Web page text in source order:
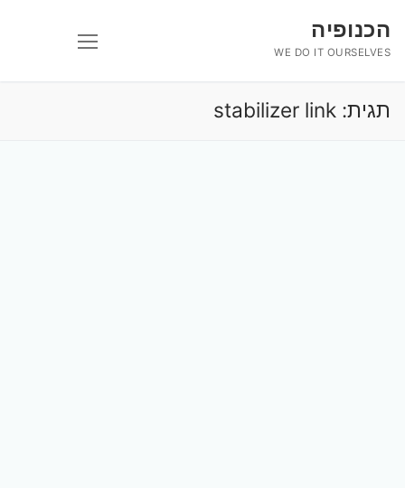
לתוכןהכנופיה
WE DO IT OURSELVES
תגית: stabilizer link